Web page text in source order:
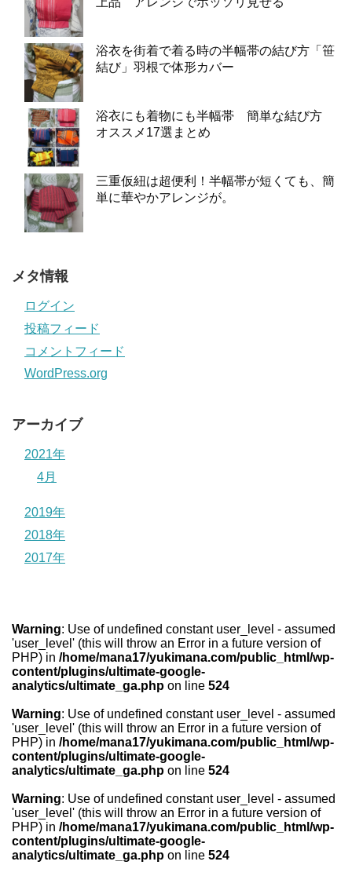
浴衣を街着で着る時の半幅帯の結び方「笹
結び」羽根で体形カバー
浴衣にも着物にも半幅帯 簡単な結び方
オススメ17選まとめ
三重仮紐は超便利！半幅帯が短くても、簡
単に華やかアレンジが。
メタ情報
ログイン
投稿フィード
コメントフィード
WordPress.org
アーカイブ
2021年
4月
2019年
2018年
2017年
Warning: Use of undefined constant user_level - assumed
'user_level' (this will throw an Error in a future version of
PHP) in /home/mana17/yukimana.com/public_html/wp-
content/plugins/ultimate-google-
analytics/ultimate_ga.php on line 524
Warning: Use of undefined constant user_level - assumed
'user_level' (this will throw an Error in a future version of
PHP) in /home/mana17/yukimana.com/public_html/wp-
content/plugins/ultimate-google-
analytics/ultimate_ga.php on line 524
Warning: Use of undefined constant user_level - assumed
'user_level' (this will throw an Error in a future version of
PHP) in /home/mana17/yukimana.com/public_html/wp-
content/plugins/ultimate-google-
analytics/ultimate_ga.php on line 524